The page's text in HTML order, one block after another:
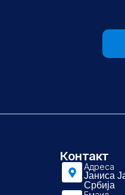
Контакт
Адреса
Јаниса
Србија